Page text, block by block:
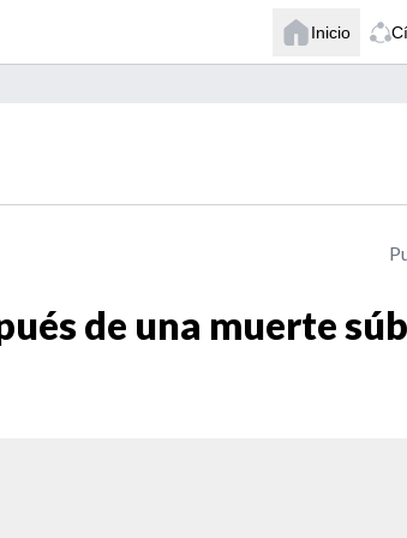
Inicio
de una muerte